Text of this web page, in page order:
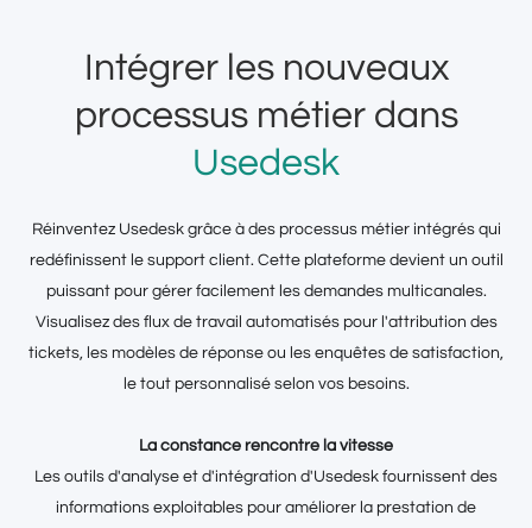
Intégrer les nouveaux
processus métier dans
Usedesk
Réinventez Usedesk grâce à des processus métier intégrés qui
redéfinissent le support client. Cette plateforme devient un outil
puissant pour gérer facilement les demandes multicanales.
Visualisez des flux de travail automatisés pour l'attribution des
tickets, les modèles de réponse ou les enquêtes de satisfaction,
le tout personnalisé selon vos besoins.
La constance rencontre la vitesse
Les outils d'analyse et d'intégration d'Usedesk fournissent des
informations exploitables pour améliorer la prestation de